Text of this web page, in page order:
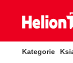
Kategorie